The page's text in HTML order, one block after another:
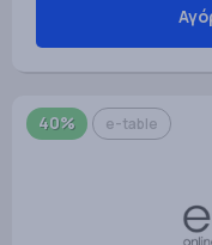
40% e-table